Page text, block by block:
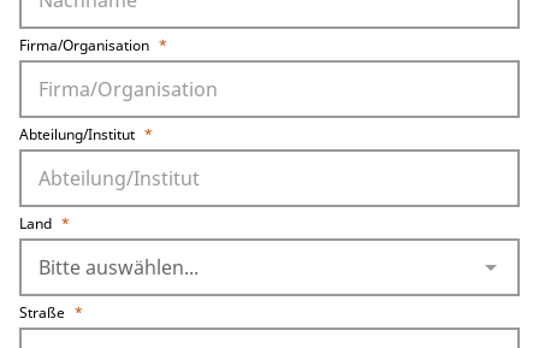
Firma/Organisation *
Abteilung/Institut *
Land *
arrow_drop_down
Straße *